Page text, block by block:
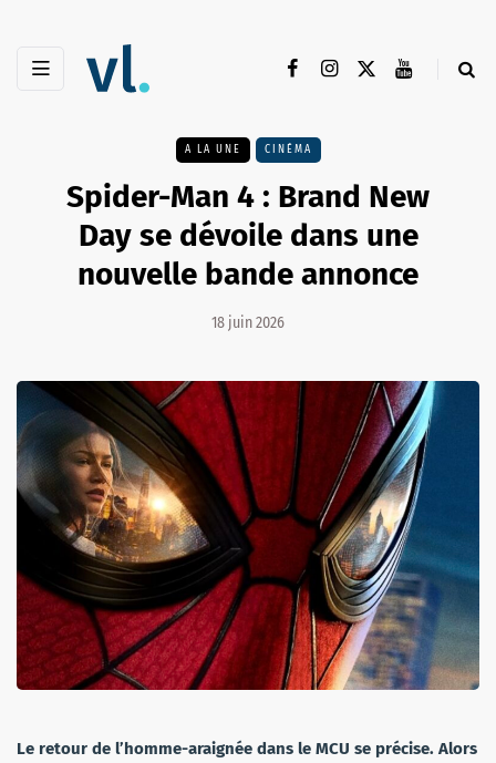
A LA UNE CINÉMA
Spider-Man 4 : Brand New
Day se dévoile dans une
nouvelle bande annonce
18 juin 2026
Le retour de l’homme-araignée dans le MCU se précise. Alors